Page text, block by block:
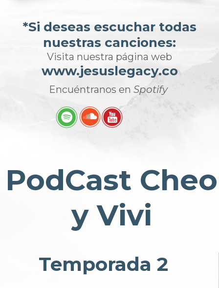
*Si deseas escuchar todas
nuestras canciones:
Visita nuestra página web
www.jesuslegacy.co
Encuéntranos en Spotify
PodCast Cheo
y Vivi
Temporada 2